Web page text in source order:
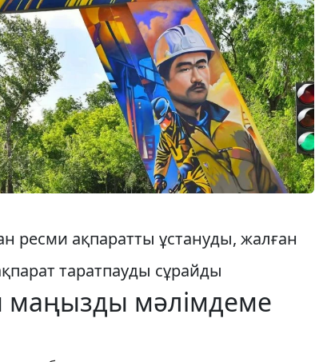
ақпаратты ұстануды, жалған
таратпауды сұрайды
маңызды мәлімдеме